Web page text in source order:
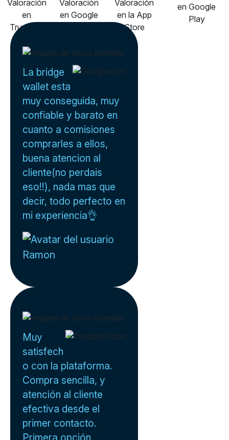
La bridge
wallet esta
muy conseguida, muy
confiable y barato en
cuanto a comisiones
comprarles a ellos,
buena atencion al
cliente(no perdais
eso!!), nada mas que
decir, todo perfecto en
mi experiencia👌
Ramon
Muy
satisfech
o con la plataforma.
Compra sencilla, y
atención al cliente
efectiva desde el
primer contacto.
Primera opción